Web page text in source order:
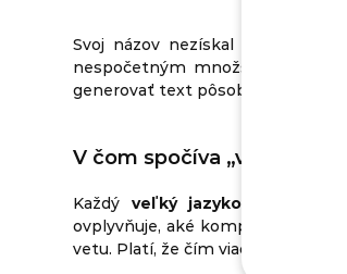
Svoj názov nezískal LLM len
nespočetným množstvom dát a
generovať text pôsobiaci
V čom spočíva „veľkosť“:
Každý veľký jazykový model
ovplyvňuje, aké komplexné
vetu. Platí, že čím viac